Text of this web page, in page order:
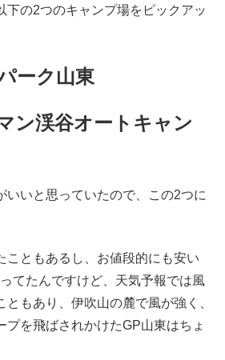
下の2つのキャンプ場をピックアッ
ーク山東
ン渓谷オートキャン
いいと思っていたので、この2つに
こともあるし、お値段的にも安い
てたんですけど、天気予報では風
ともあり、伊吹山の麓で風が強く、
プを飛ばされかけたGP山東はちょ